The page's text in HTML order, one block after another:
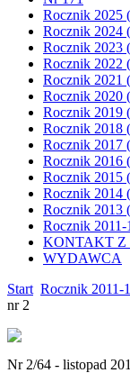
Rocznik 2025
Rocznik 2024
Rocznik 2023
Rocznik 2022
Rocznik 2021
Rocznik 2020
Rocznik 2019
Rocznik 2018
Rocznik 2017
Rocznik 2016
Rocznik 2015
Rocznik 2014
Rocznik 2013
Rocznik
KONTAKT Z
WYDAWCA
Start Rocznik 2011-
nr 2
Nr 2/64 - listopad